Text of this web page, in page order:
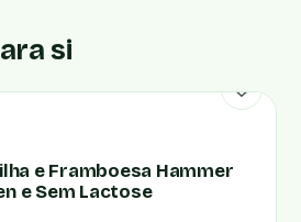
si
e Framboesa Hammer
e Sem Lactose